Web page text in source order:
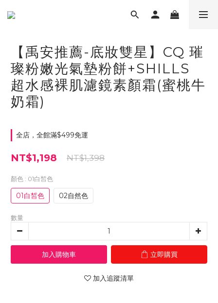
【禹安推薦-底妝雙星】CQ 璀
璨粉嫩光氣墊粉餅+SHILLS
超水感裸肌濾鏡素顏霜(蜜桃牛
奶霜)
全店，全館滿$499免運
NT$1,198 NT$1,398
顏色 : 01白皙色
01白皙色 02自然色
數量
加入購物車 立即購買
加入追蹤清單